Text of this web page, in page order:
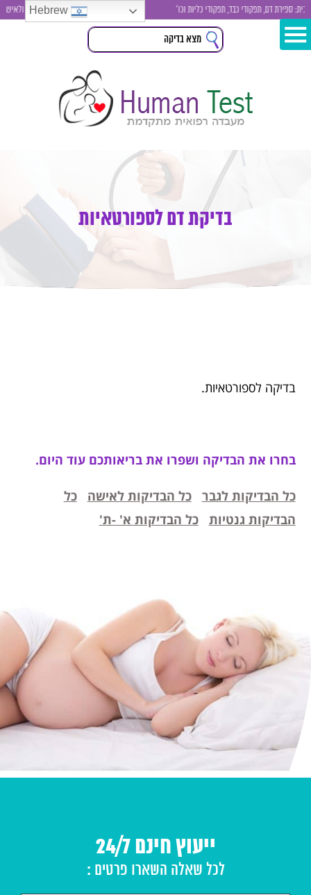
דם, תפקודי כבד, תפקודי כליות וכו' בדיקות סקר לגבר ולאישה ,
בדיקת דם לספורטאיות
בדיקה לספורטאיות.
בחרו את הבדיקה ושפרו את בריאותכם עוד היום.
כל הבדיקות לגבר כל הבדיקות לאישה
כל
הבדיקות גנטיות
כל הבדיקות א' -ת'
ייעוץ חינם 24/7
לכל שאלה השארו פרטים :
Hebrew